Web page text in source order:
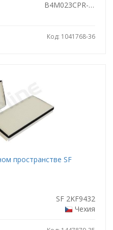
B4M023CPR-2X
Код: 1041768-36
пространстве SF
SF 2KF9432
Чехия